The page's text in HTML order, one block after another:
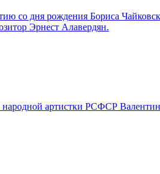
со дня рождения Бориса
Эрнест Алавердян.
народной артистки РСФСР